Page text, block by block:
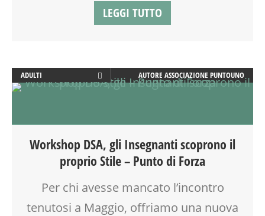
LEGGI TUTTO
ADULTI
CLASSE
DSA
LABORATORIO
MOOD BOX
AUTORE ASSOCIAZIONE PUNTOUNO
Workshop DSA, gli Insegnanti scoprono il
proprio Stile – Punto di Forza
Per chi avesse mancato l’incontro
tenutosi a Maggio, offriamo una nuova